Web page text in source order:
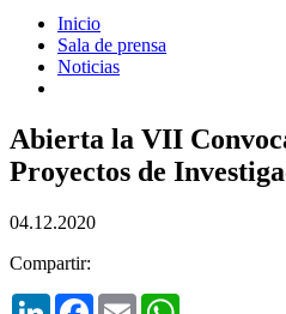
Inicio
Sala de prensa
Noticias
Abierta la VII
Proyectos de
04.12.2020
Compartir:
LinkedInFacebook
Email